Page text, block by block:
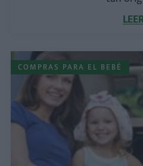
COMPRAS PARA EL BEBÉ